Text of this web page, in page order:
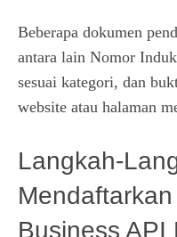
Beberapa dokumen
antara lain Nomor
sesuai kategori, dan
website atau halaman
Langkah-
Business API